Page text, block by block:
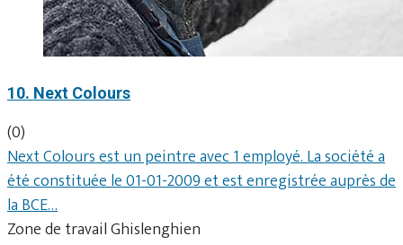
10. Next Colours
(0)
Next Colours est un peintre avec 1 employé. La société a
été constituée le 01-01-2009 et est enregistrée auprès de
la BCE…
Zone de travail Ghislenghien